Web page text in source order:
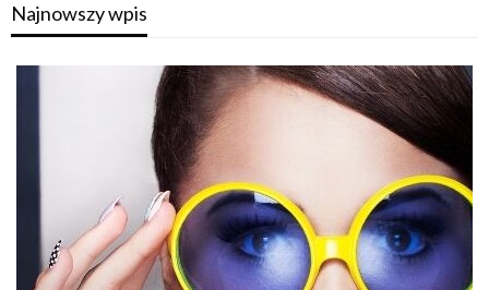
Najnowszy wpis